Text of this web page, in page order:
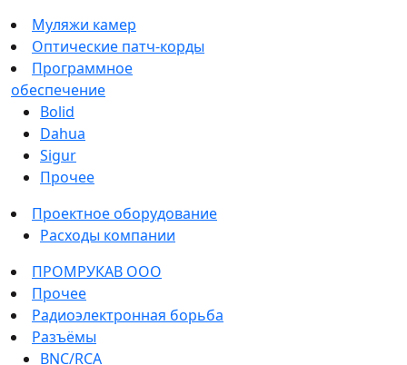
Муляжи камер
Оптические патч-корды
Программное
обеспечение
Bolid
Dahua
Sigur
Прочее
Проектное оборудование
Расходы компании
ПРОМРУКАВ ООО
Прочее
Радиоэлектронная борьба
Разъёмы
BNC/RCA